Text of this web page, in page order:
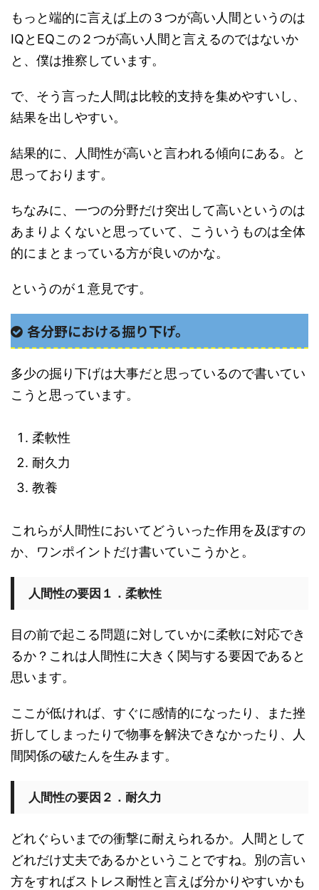
もっと端的に言えば上の３つが高い人間というのは
IQとEQこの２つが高い人間と言えるのではないか
と、僕は推察しています。
で、そう言った人間は比較的支持を集めやすいし、
結果を出しやすい。
結果的に、人間性が高いと言われる傾向にある。と
思っております。
ちなみに、一つの分野だけ突出して高いというのは
あまりよくないと思っていて、こういうものは全体
的にまとまっている方が良いのかな。
というのが１意見です。
各分野における掘り下げ。
多少の掘り下げは大事だと思っているので書いてい
こうと思っています。
柔軟性
耐久力
教養
これらが人間性においてどういった作用を及ぼすの
か、ワンポイントだけ書いていこうかと。
人間性の要因１．柔軟性
目の前で起こる問題に対していかに柔軟に対応でき
るか？これは人間性に大きく関与する要因であると
思います。
ここが低ければ、すぐに感情的になったり、また挫
折してしまったりで物事を解決できなかったり、人
間関係の破たんを生みます。
人間性の要因２．耐久力
どれぐらいまでの衝撃に耐えられるか。人間として
どれだけ丈夫であるかということですね。別の言い
方をすればストレス耐性と言えば分かりやすいかも